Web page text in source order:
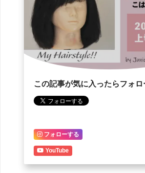
この記事が気に入ったらフォロ
フォローする
YouTube